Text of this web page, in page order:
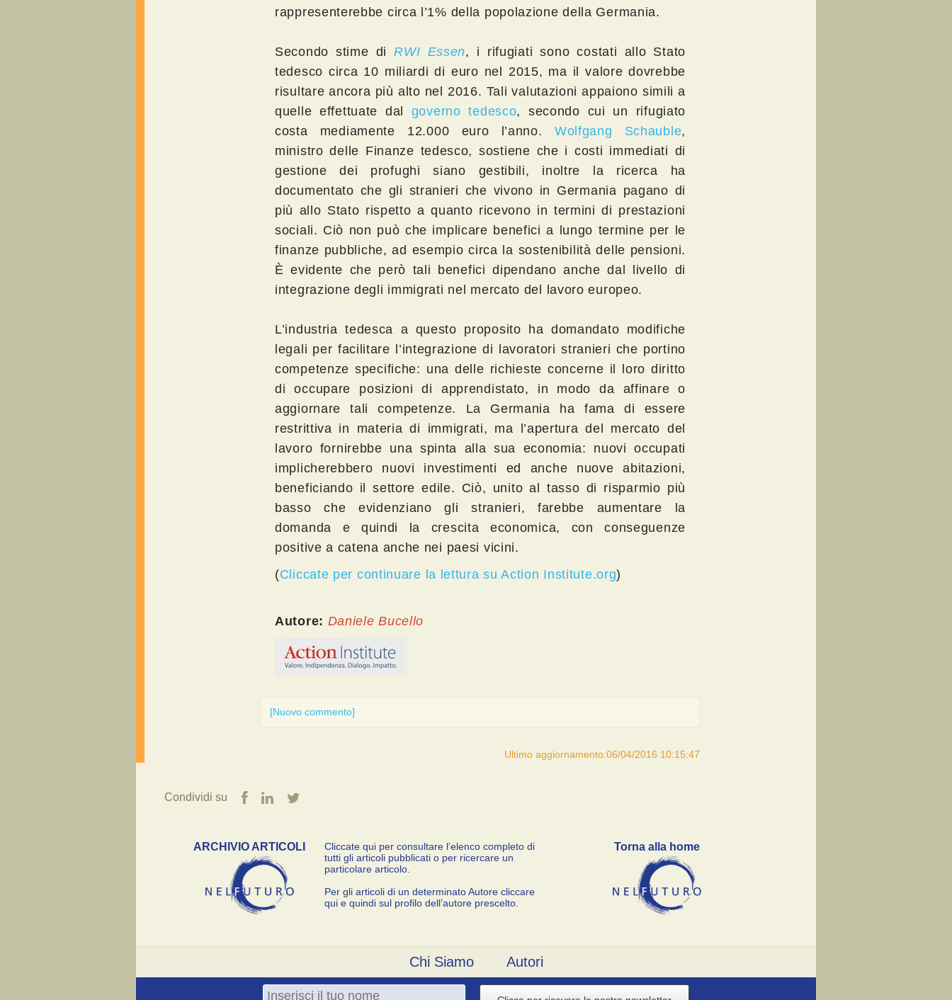
rappresenterebbe circa l’1% della popolazione della Germania.
Secondo stime diRWI Essen, i rifugiati sono costati allo Stato
tedesco circa 10 miliardi di euro nel 2015, ma il valore dovrebbe
risultare ancora più alto nel 2016. Tali valutazioni appaiono simili a
quelle effettuate dal governo tedesco, secondo cui un rifugiato
costa mediamente 12.000 euro l’anno. Wolfgang Schauble,
ministro delle Finanze tedesco, sostiene che i costi immediati di
gestione dei profughi siano gestibili, inoltre la ricerca ha
documentato che gli stranieri che vivono in Germania pagano di
più allo Stato rispetto a quanto ricevono in termini di prestazioni
sociali. Ciò non può che implicare benefici a lungo termine per le
finanze pubbliche, ad esempio circa la sostenibilità delle pensioni.
È evidente che però tali benefici dipendano anche dal livello di
integrazione degli immigrati nel mercato del lavoro europeo.
L’industria tedesca a questo proposito ha domandato modifiche
legali per facilitare l’integrazione di lavoratori stranieri che portino
competenze specifiche: una delle richieste concerne il loro diritto
di occupare posizioni di apprendistato, in modo da affinare o
aggiornare tali competenze. La Germania ha fama di essere
restrittiva in materia di immigrati, ma l’apertura del mercato del
lavoro fornirebbe una spinta alla sua economia: nuovi occupati
implicherebbero nuovi investimenti ed anche nuove abitazioni,
beneficiando il settore edile. Ciò, unito al tasso di risparmio più
basso che evidenziano gli stranieri, farebbe aumentare la
domanda e quindi la crescita economica, con conseguenze
positive a catena anche nei paesi vicini.
(Cliccate per continuare la lettura su Action Institute.org)
Autore: Daniele Bucello
[Nuovo commento]
Ultimo aggiornamento:06/04/2016 10:15:47
Condividi su
ARCHIVIO ARTICOLI
Cliccate qui per consultare l’elenco completo di
tutti gli articoli pubblicati o per ricercare un
particolare articolo.
Per gli articoli di un determinato Autore cliccare
qui e quindi sul profilo dell’autore prescelto.
Torna alla home
Chi Siamo Autori